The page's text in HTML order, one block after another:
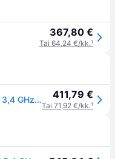
367,80 €
Tai 64,24 €/kk.¹
Intel® | Core™ i7-14700F - 20-ydin - 3,4 GHz (5,6 GHz Turbo) - LGA1700-Socket | Laatikko 411,79 €
Tai 71,92 €/kk.¹